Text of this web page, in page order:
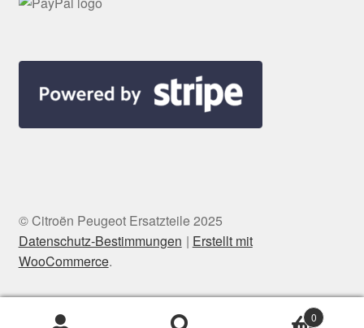
© Citroën Peugeot Ersatzteile 2025
Datenschutz-Bestimmungen
Erstellt mit
WooCommerce.
0